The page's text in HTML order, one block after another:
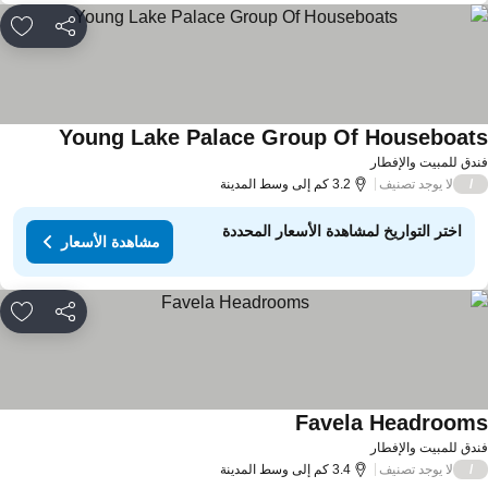
مشاركة
للمبيت والإفطار
Young Lake Palace Group Of
لا يوجد تصنيف 3.2 كم إلى وسط المدينة
اختر التواريخ لمشاهدة الأسعار المحددة
مشاهدة الأسعار
مشاركة
للمبيت والإفطار
Favela
لا يوجد تصنيف 3.4 كم إلى وسط المدينة